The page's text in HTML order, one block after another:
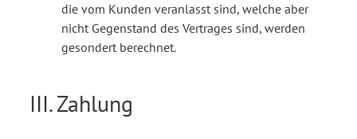
die vom Kunden veranlasst sind, welche aber
nicht Gegenstand des Vertrages sind, werden
gesondert berechnet.
III. Zahlung